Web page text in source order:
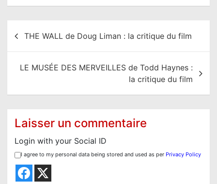
v
THE WALL de Doug Liman : la critique du film
LE MUSÉE DES MERVEILLES de Todd Haynes :
la critique du film
Laisser un commentaire
Login with your Social ID
I agree to my personal data being stored and used as per Privacy Policy